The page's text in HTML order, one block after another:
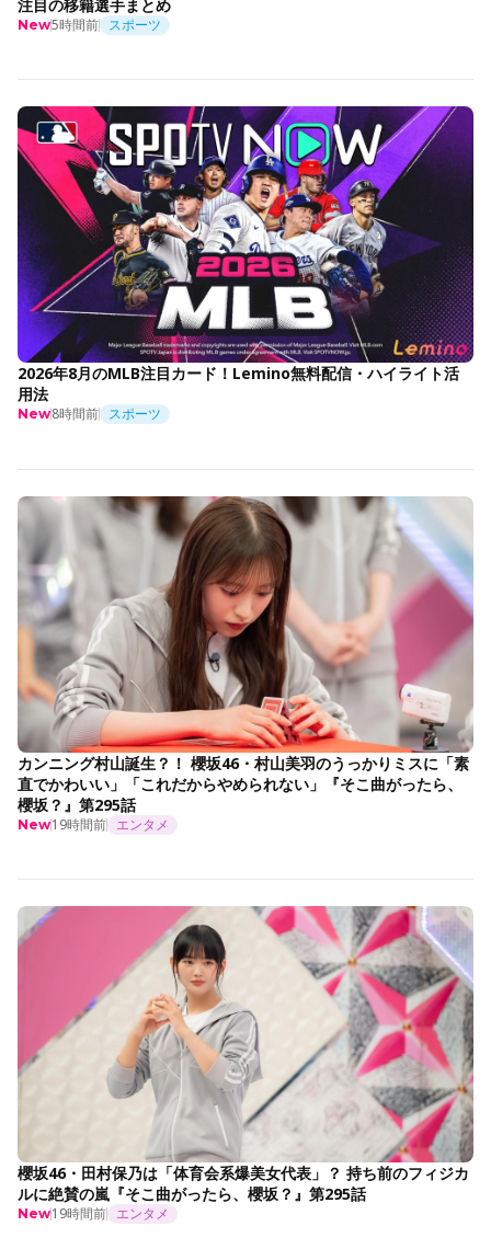
注目の移籍選手まとめ
New5時間前 スポーツ
2026年8月のMLB注目カード！Lemino無料配信・ハイライト活
用法
New8時間前 スポーツ
カンニング村山誕生？！ 櫻坂46・村山美羽のうっかりミスに「素
直でかわいい」「これだからやめられない」『そこ曲がったら、
櫻坂？』第295話
New19時間前 エンタメ
櫻坂46・田村保乃は「体育会系爆美女代表」？ 持ち前のフィジカ
ルに絶賛の嵐『そこ曲がったら、櫻坂？』第295話
New19時間前 エンタメ